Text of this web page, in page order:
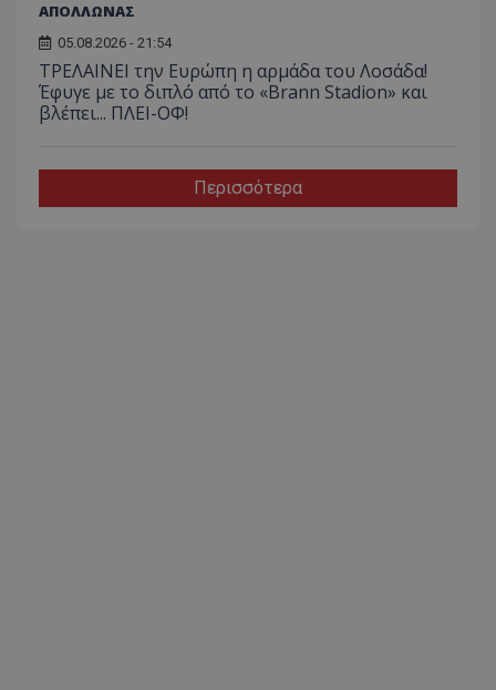
ΑΠΟΛΛΩΝΑΣ
05.08.2026 - 21:54
ΤΡΕΛΑΙΝΕΙ την Ευρώπη η αρμάδα του Λοσάδα!
Έφυγε με το διπλό από το «Brann Stadion» και
βλέπει... ΠΛΕΙ-ΟΦ!
Περισσότερα